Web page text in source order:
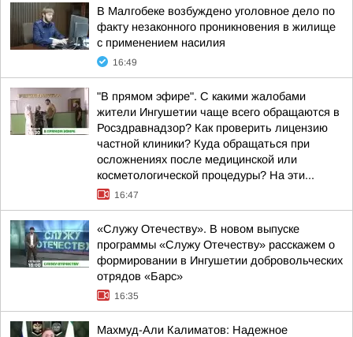
В Малгобеке возбуждено уголовное дело по
факту незаконного проникновения в жилище
с применением насилия
16:49
"В прямом эфире". С какими жалобами
жители Ингушетии чаще всего обращаются в
Росздравнадзор? Как проверить лицензию
частной клиники? Куда обращаться при
осложнениях после медицинской или
косметологической процедуры? На эти...
16:47
«Служу Отечеству». В новом выпуске
программы «Служу Отечеству» расскажем о
формировании в Ингушетии добровольческих
отрядов «Барс»
16:35
Махмуд-Али Калиматов: Надежное